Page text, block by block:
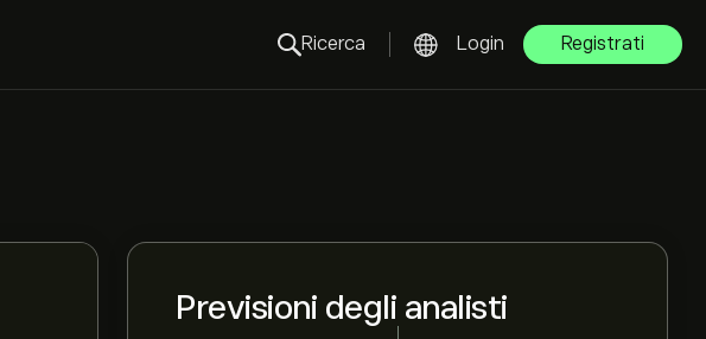
Ricerca Login Registrati
Previsioni degli analisti